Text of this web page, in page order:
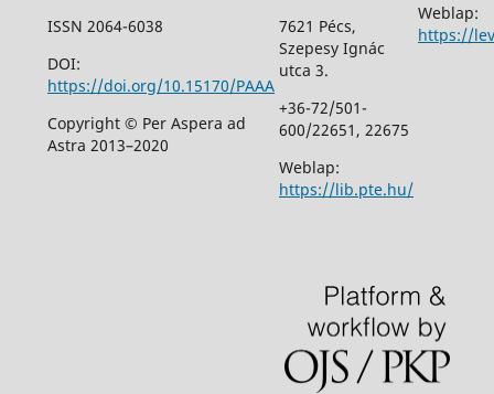
ISSN 2064-6038
DOI:
https://doi.org/10.15170/PAAA
Copyright © Per Aspera ad
Astra 2013–2020
7621 Pécs,
Szepesy Ignác
utca 3.
+36-72/501-
600/22651, 22675
Weblap:
https://lib.pte.hu/
Weblap:
https://